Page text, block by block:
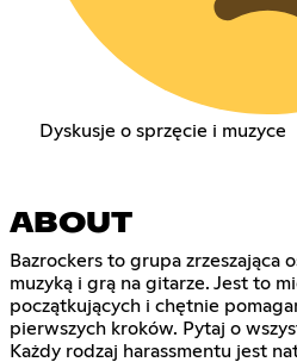
Dyskusje o sprzęcie i muzyce
ABOUT
Bazrockers to grupa zrzeszająca
muzyką i grą na gitarze. Jest to
początkujących i chętnie
pierwszych kroków. Pytaj o
Każdy rodzaj harassmentu jest